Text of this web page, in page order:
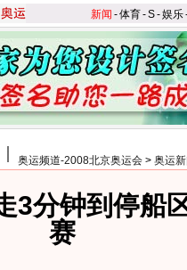
新闻 -体育-S-娱乐
奥运频道-2008北京奥运会 > 奥运
3分钟到停船
赛